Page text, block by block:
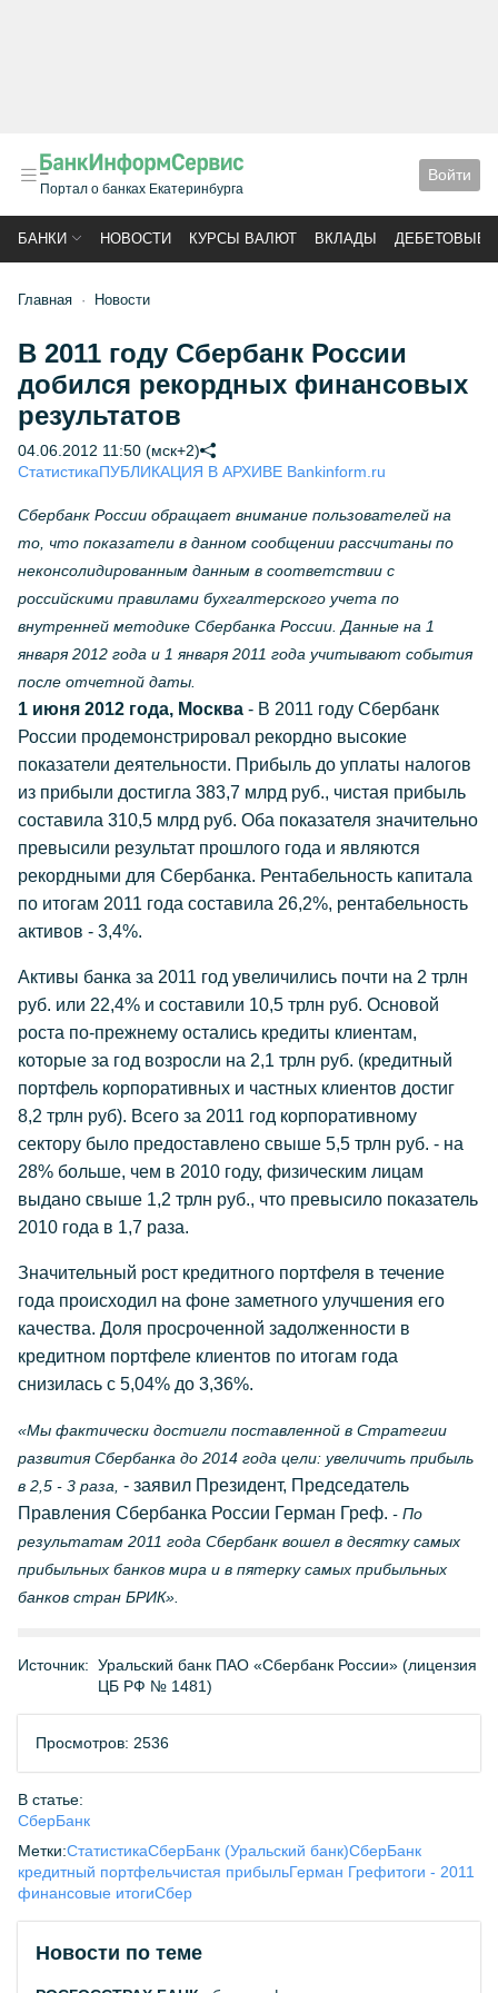
Портал о банках Екатеринбурга
Войти
БАНКИ НОВОСТИ КУРСЫ ВАЛЮТ ВКЛАДЫ ДЕБЕТОВЫЕ
Главная Новости
В 2011 году Сбербанк России
добился рекордных финансовых
результатов
04.06.2012 11:50 (мск+2)
СтатистикаПУБЛИКАЦИЯ В АРХИВЕ Bankinform.ru
Сбербанк России обращает внимание пользователей на
то, что показатели в данном сообщении рассчитаны по
неконсолидированным данным в соответствии с
российскими правилами бухгалтерского учета по
внутренней методике Сбербанка России. Данные на 1
января 2012 года и 1 января 2011 года учитывают события
после отчетной даты.
1 июня 2012 года, Москва - В 2011 году Сбербанк
России продемонстрировал рекордно высокие
показатели деятельности. Прибыль до уплаты налогов
из прибыли достигла 383,7 млрд руб., чистая прибыль
составила 310,5 млрд руб. Оба показателя значительно
превысили результат прошлого года и являются
рекордными для Сбербанка. Рентабельность капитала
по итогам 2011 года составила 26,2%, рентабельность
активов - 3,4%.
Активы банка за 2011 год увеличились почти на 2 трлн
руб. или 22,4% и составили 10,5 трлн руб. Основой
роста по-прежнему остались кредиты клиентам,
которые за год возросли на 2,1 трлн руб. (кредитный
портфель корпоративных и частных клиентов достиг
8,2 трлн руб). Всего за 2011 год корпоративному
сектору было предоставлено свыше 5,5 трлн руб. - на
28% больше, чем в 2010 году, физическим лицам
выдано свыше 1,2 трлн руб., что превысило показатель
2010 года в 1,7 раза.
Значительный рост кредитного портфеля в течение
года происходил на фоне заметного улучшения его
качества. Доля просроченной задолженности в
кредитном портфеле клиентов по итогам года
снизилась с 5,04% до 3,36%.
«Мы фактически достигли поставленной в Стратегии
развития Сбербанка до 2014 года цели: увеличить прибыль
в 2,5 - 3 раза, - заявил Президент, Председатель
Правления Сбербанка России Герман Греф. - По
результатам 2011 года Сбербанк вошел в десятку самых
прибыльных банков мира и в пятерку самых прибыльных
банков стран БРИК».
Источник: Уральский банк ПАО «Сбербанк России» (лицензия
ЦБ РФ № 1481)
Просмотров: 2536
В статье:
СберБанк
Метки:СтатистикаСберБанк (Уральский банк)СберБанк
кредитный портфельчистая прибыльГерман Грефитоги - 2011
финансовые итогиСбер
Новости по теме